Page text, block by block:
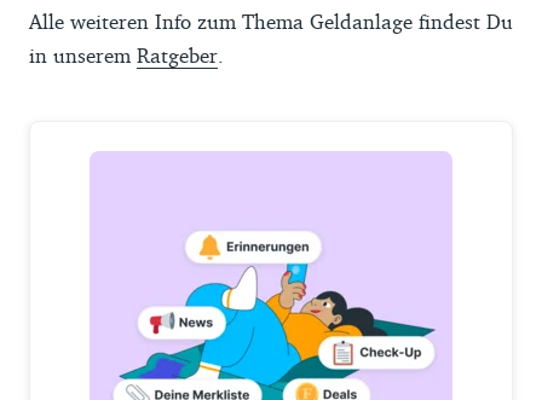
Alle weiteren Info zum Thema Geldanlage findest Du
in unserem Ratgeber